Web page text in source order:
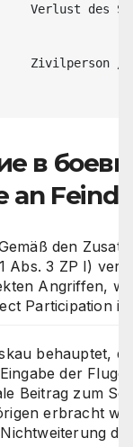
Verlust des
Zivilperson /
в
an
den
Abs. 3 ZP I)
Angriffen,
Participation in
behauptet,
der
Beitrag zum
erbracht